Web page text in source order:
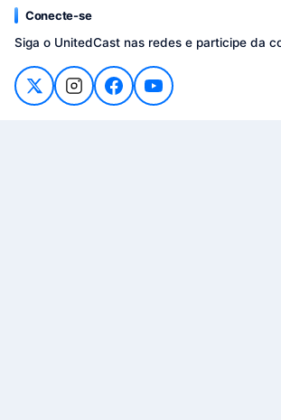
Conecte-se
Siga o UnitedCast nas redes e participe da